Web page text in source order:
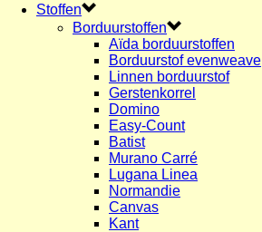
Stoffen
Borduurstoffen
Aïda borduurstoffen
Borduurstof evenweave
Linnen borduurstof
Gerstenkorrel
Domino
Easy-Count
Batist
Murano Carré
Lugana Linea
Normandie
Canvas
Kant